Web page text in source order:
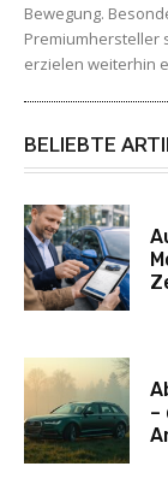
Bewegung.
Premiumhersteller
erzielen weiterhin
BELIEBTE
–